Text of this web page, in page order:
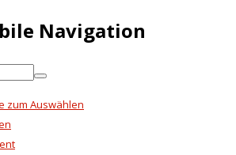
Navigation
zum Auswählen